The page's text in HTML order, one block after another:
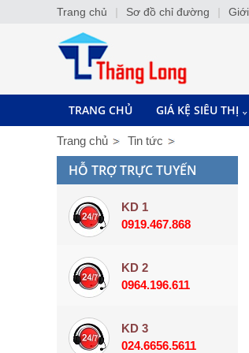
TRANG CHỦ GIÁ KỆ SIÊU THỊ
Trang chủ Tin tức
HỖ TRỢ TRỰC TUYẾN
KD 1
0919.467.868
KD 2
0964.196.611
KD 3
024.6656.5611
Trang chủ | Sơ đồ chỉ đường |